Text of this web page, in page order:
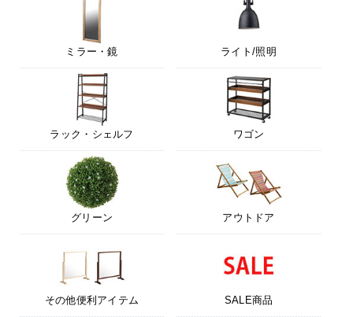
ミラー・鏡 ライト/照明
ラック・シェルフ ワゴン
グリーン アウトドア
その他便利アイテム SALE商品